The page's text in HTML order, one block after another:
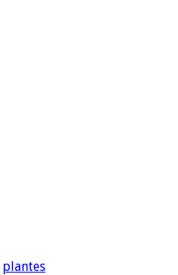
plantes